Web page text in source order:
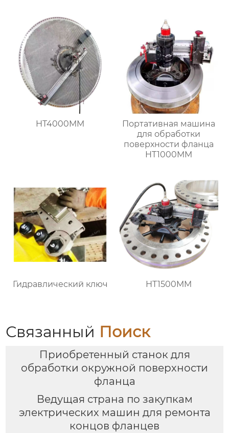
HT4000MM
Портативная машина
для обработки
поверхности фланца
HT1000MM
Гидравлический ключ HT1500MM
Связанный Поиск
Приобретенный станок для
обработки окружной поверхности
фланца
Ведущая страна по закупкам
электрических машин для ремонта
концов фланцев